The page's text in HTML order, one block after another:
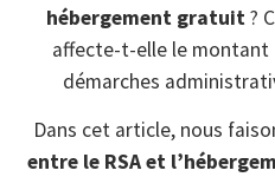
hébergement gratuit?
affecte-t-elle le montant
démarches
Dans cet article, nous
entre le RSA et